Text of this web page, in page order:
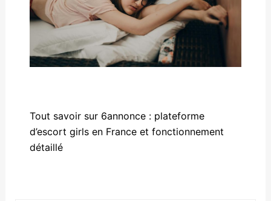
Tout savoir sur 6annonce : plateforme
d’escort girls en France et fonctionnement
détaillé